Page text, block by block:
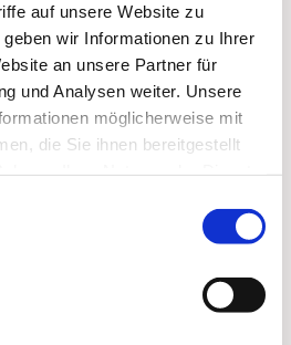
auf unsere Website zu
wir Informationen zu Ihrer
an unsere Partner für
und Analysen weiter. Unsere
möglicherweise mit
die Sie ihnen bereitgestellt